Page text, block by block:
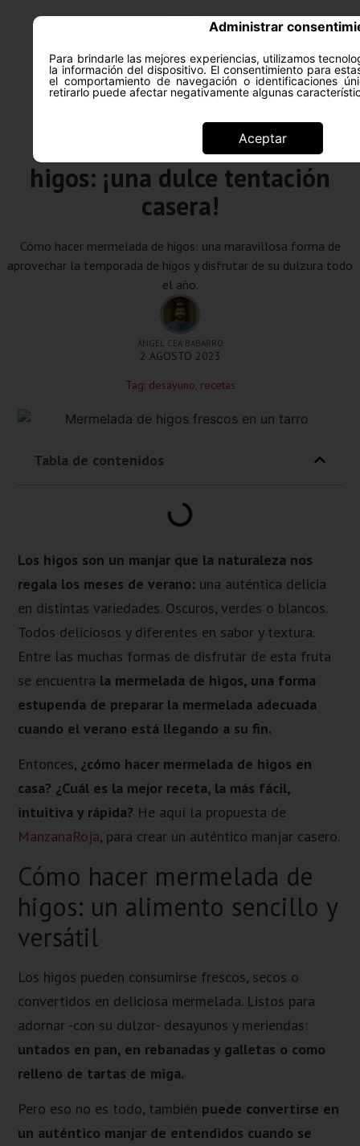
Administrar
Para brindarle las mejores experiencias, utilizamos
la información del dispositivo. El consentimiento para
el comportamiento de navegación o identificaciones
retirarlo puede afectar negativamente algunas
Aceptar
Cómo hacer mermelada de
higos: ¡una dulce tentación
casera!
Cómo hacer mermelada de higos: una maravillosa forma de
aprovechar la temporada de higos y disfrutar de su dulzura todo
el año.
ÁNGEL CEA BABARRO
2 AGOSTO 2023
Tag: desayuno recetas
Tabla de contenidos
Los higos son un manjar que la naturaleza nos
regala los meses de verano: una auténtica delicia
en distintas variedades. Oscuros, verdes o blancos.
Todos deliciosos y diferentes en sabor y textura.
Entre las muchas formas de disfrutar de esta fruta
se encuentra la mermelada de higos, una forma
estupenda de preparar la mermelada adecuada
cuando el verano está llegando a su fin.
Entonces, ¿cómo hacer mermelada de higos en
casa? ¿Cuál es la mejor receta, la más fácil,
intuitiva y rápida? He aquí la propuesta de
ManzanaRoja, para crear un auténtico manjar casero.
Cómo hacer mermelada de
higos: un alimento sencillo y
versátil
Los higos pueden consumirse frescos, secos o
convertidos en deliciosa mermelada. Listos para
adornar -con su dulzor- desayunos y meriendas:
untados en pan, en rebanadas y galletas o como
relleno de tartas de miga.
Pero eso no es todo, también puede convertirse en
un auténtico manjar de entendidos cuando se